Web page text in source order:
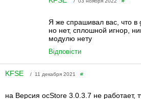
Я же спрашивал вас, что в
но нет, сплошной игнор,
модулю нету
Відповісти
KFSE / 11 декабря 2021 #
на Версия ocStore 3.0.3.7 не работает,